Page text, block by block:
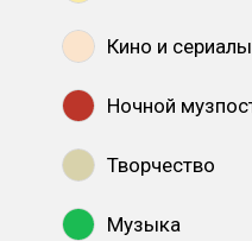
Кино и сериалы
Творчество
Музыка